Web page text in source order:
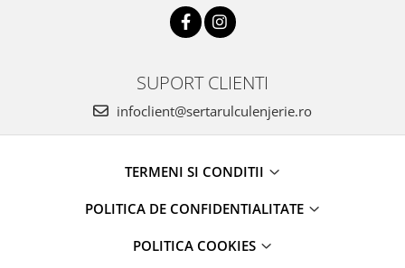
SUPORT CLIENTI
infoclient@sertarulculenjerie.ro
TERMENI SI CONDITII
POLITICA DE CONFIDENTIALITATE
POLITICA COOKIES